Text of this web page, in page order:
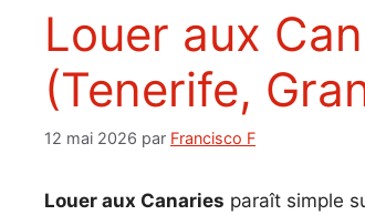
Louer aux Canaries : guide par île
(Tenerife,
12 mai 2026 par Francisco F
Louer aux Canaries paraît simple